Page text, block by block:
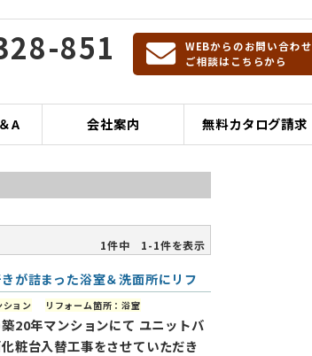
851
WEBからのお問い合わせ
ご相談はこちらから
A 会社案内 無料カタログ請求
1件中 1-1件を表示
が詰まった浴室＆洗面所にリフ
ション リフォーム箇所：浴室
20年マンションにて ユニットバ
粧台入替工事をさせていただき